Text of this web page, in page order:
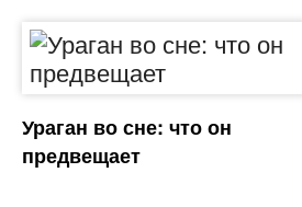
Ураган во сне: что он
предвещает